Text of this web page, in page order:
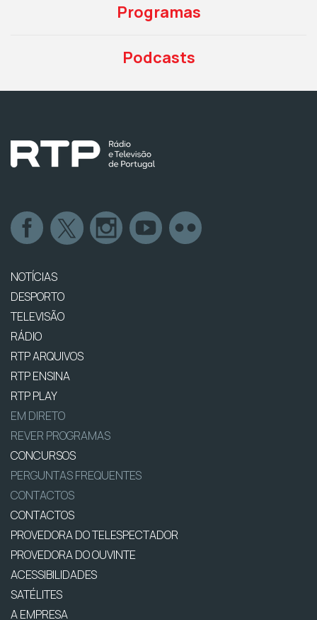
Programas
Podcasts
NOTÍCIAS
DESPORTO
TELEVISÃO
RÁDIO
RTP ARQUIVOS
RTP ENSINA
RTP PLAY
EM DIRETO
REVER PROGRAMAS
CONCURSOS
PERGUNTAS FREQUENTES
CONTACTOS
CONTACTOS
PROVEDORA DO TELESPECTADOR
PROVEDORA DO OUVINTE
ACESSIBILIDADES
SATÉLITES
A EMPRESA